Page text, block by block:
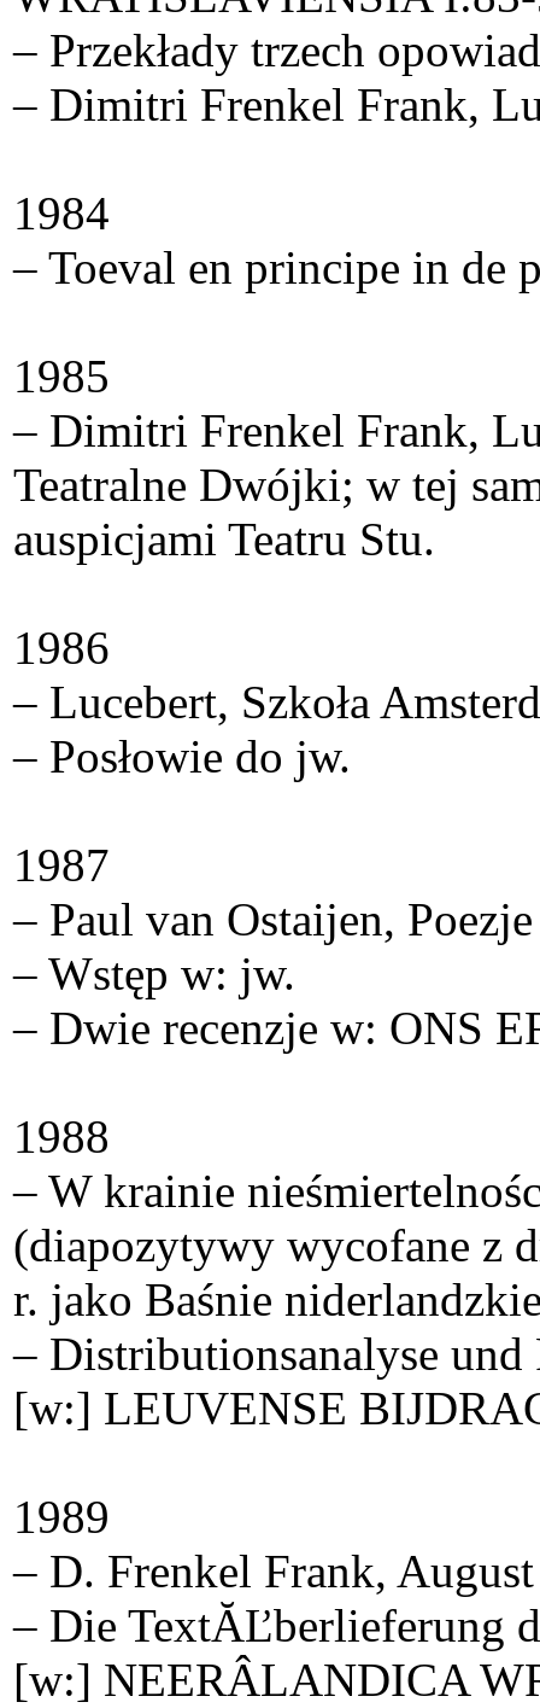
– Przekłady trzech
– Dimitri Frenkel Frank,
1984
– Toeval en principe in de
1985
– Dimitri Frenkel Frank,
Teatralne Dwójki; w tej
auspicjami Teatru Stu.
1986
– Lucebert, Szkoła
– Posłowie do jw.
1987
– Paul van Ostaijen,
– Wstęp w: jw.
– Dwie recenzje w: ONS
1988
– W krainie
(diapozytywy wycofane z
r. jako Baśnie
– Distributionsanalyse und
[w:] LEUVENSE
1989
– D. Frenkel Frank,
– Die TextĂĽberlieferung
[w:] NEERÂ­LANDICA